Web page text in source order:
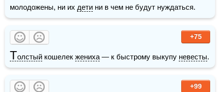
молодожены, ни их дети ни в чем не будут нуждаться.
+75
Толстый кошелек жениха — к быстрому выкупу невесты.
+99